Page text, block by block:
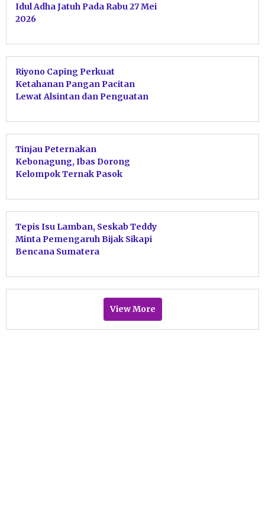
Idul Adha Jatuh Pada Rabu 27 Mei
2026
Riyono Caping Perkuat
Ketahanan Pangan Pacitan
Lewat Alsintan dan Penguatan
Tinjau Peternakan
Kebonagung, Ibas Dorong
Kelompok Ternak Pasok
Tepis Isu Lamban, Seskab Teddy
Minta Pemengaruh Bijak Sikapi
Bencana Sumatera
View More